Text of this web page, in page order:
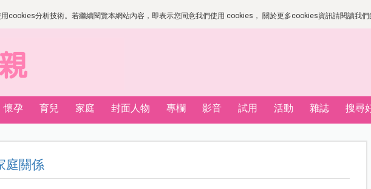
cookies分析技術。若繼續閱覽本網站內容，即表示您同意我們使用 cookies， 關於更多cookies資訊請閱讀我們
懷孕 育兒 家庭 封面人物 專欄 影音 試用 活動 雜誌 搜尋
庭關係